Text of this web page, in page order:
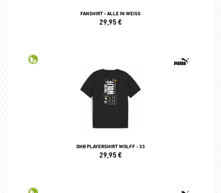
FANSHIRT - ALLE IN WEISS
29,95€
DHB PLAYERSHIRT WOLFF - 33
29,95€